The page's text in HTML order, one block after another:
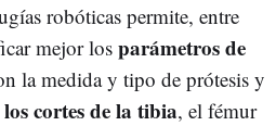
robóticas permite, entre
mejor los parámetros de
la medida y tipo de prótesis y
cortes de la tibia, el fémur